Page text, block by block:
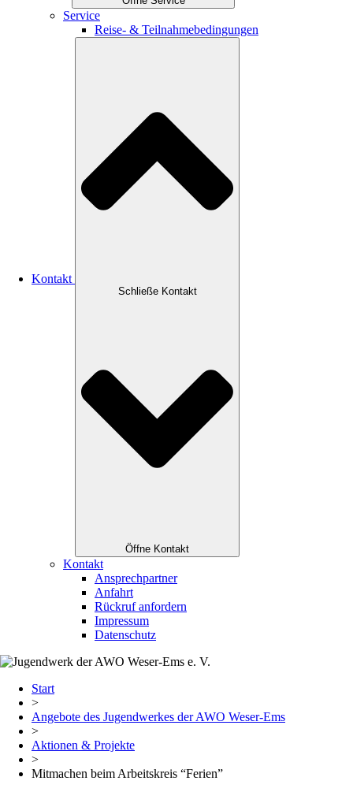
Service
Reise- & Teilnahmebedingungen
Kontakt
Schließe Kontakt
Öffne Kontakt
Kontakt
Ansprechpartner
Anfahrt
Rückruf anfordern
Impressum
Datenschutz
Start
>
Angebote des Jugendwerkes der AWO Weser-Ems
>
Aktionen & Projekte
>
Mitmachen beim Arbeitskreis “Ferien”